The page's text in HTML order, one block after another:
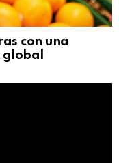
con una